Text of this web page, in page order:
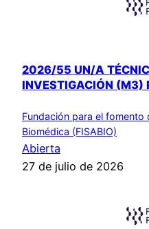
2026/55 UN/A
INVESTIGACIÓN (M3)
Fundación para el fomento
Biomédica (FISABIO)
Abierta
27 de julio de 2026